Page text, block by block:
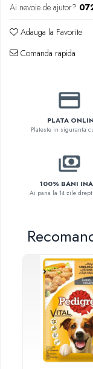
Ai nevoie de ajutor?
Adauga la Favorite
Comanda rapida
PLATA
Plateste in siguranta
100% BANI
Ai pana la 14 zile